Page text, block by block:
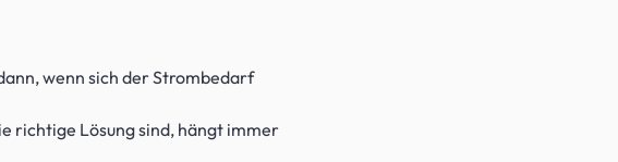
wenn sich der Strombedarf
richtige Lösung sind, hängt immer